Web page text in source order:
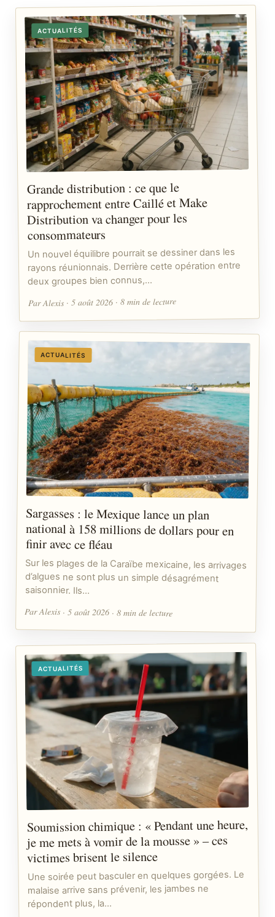
ACTUALITÉS
Grande distribution : ce que le
rapprochement entre Caillé et Make
Distribution va changer pour les
consommateurs
Un nouvel équilibre pourrait se dessiner dans les
rayons réunionnais. Derrière cette opération entre
deux groupes bien connus,…
Par Alexis · 5 août 2026 · 8 min de lecture
ACTUALITÉS
Sargasses : le Mexique lance un plan
national à 158 millions de dollars pour en
finir avec ce fléau
Sur les plages de la Caraïbe mexicaine, les arrivages
d’algues ne sont plus un simple désagrément
saisonnier. Ils…
Par Alexis · 5 août 2026 · 8 min de lecture
ACTUALITÉS
Soumission chimique : « Pendant une heure,
je me mets à vomir de la mousse » – ces
victimes brisent le silence
Une soirée peut basculer en quelques gorgées. Le
malaise arrive sans prévenir, les jambes ne
répondent plus, la…